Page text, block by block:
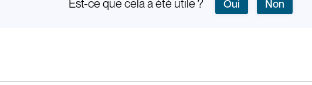
Est-ce que cela a été utile ? Oui Non